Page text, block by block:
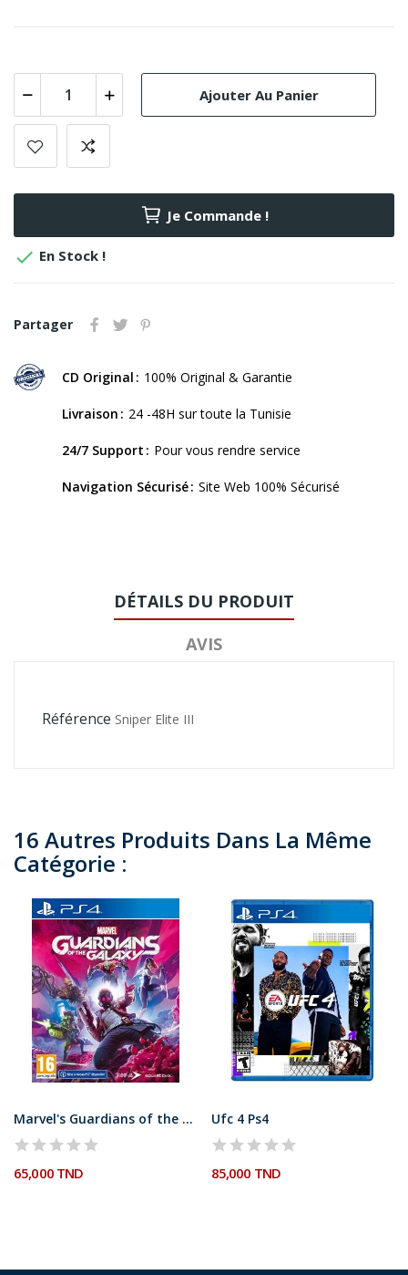
Ajouter Au Panier
Je Commande !
 En Stock !
Partager
CD Original 100% Original & Garantie
Livraison 24 -48H sur toute la Tunisie
24/7 Support Pour vous rendre service
Navigation Sécurisé Site Web 100% Sécurisé
DÉTAILS DU PRODUIT
AVIS
Référence Sniper Elite III
16 Autres Produits Dans La Même
Catégorie :
Marvel's Guardians of the Galaxy ps4
65,000 TND
Ufc 4 Ps4
85,000 TND